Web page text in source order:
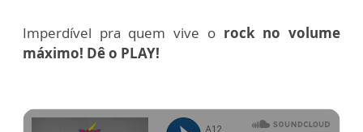
Imperdível pra quem vive o rock no volume
máximo! Dê o PLAY!